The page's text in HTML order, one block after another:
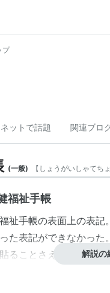
プ
ネットで話題 関連ブロ
(一般) 【 しょうがいしゃてち
福祉手帳
祉手帳の表面上の表
た表記ができなかった
ることさえも反対した
解説の